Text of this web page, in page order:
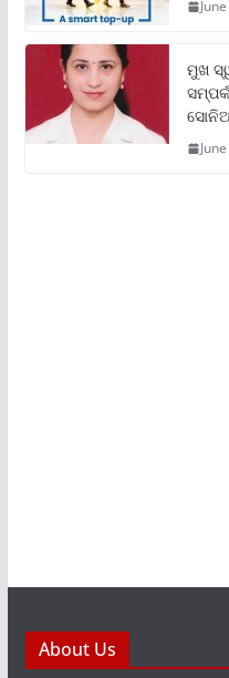
ମୁଖ
About Us